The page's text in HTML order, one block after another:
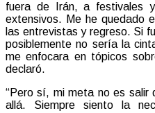
fuera de Irán, a festivales
extensivos. Me he quedado
las entrevistas y regreso. Si
posiblemente no sería la
me enfocara en tópicos
declaró.
“Pero sí, mi meta no es salir
allá. Siempre siento la